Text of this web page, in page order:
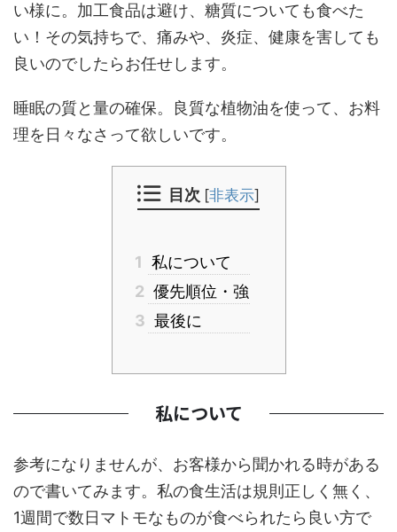
い様に。加工食品は避け、糖質についても食べた
い！その気持ちで、痛みや、炎症、健康を害しても
良いのでしたらお任せします。
睡眠の質と量の確保。良質な植物油を使って、お料
理を日々なさって欲しいです。
目次 [非表示]
1 私について
2 優先順位・強
3 最後に
私について
参考になりませんが、お客様から聞かれる時がある
ので書いてみます。私の食生活は規則正しく無く、
1週間で数日マトモなものが食べられたら良い方で